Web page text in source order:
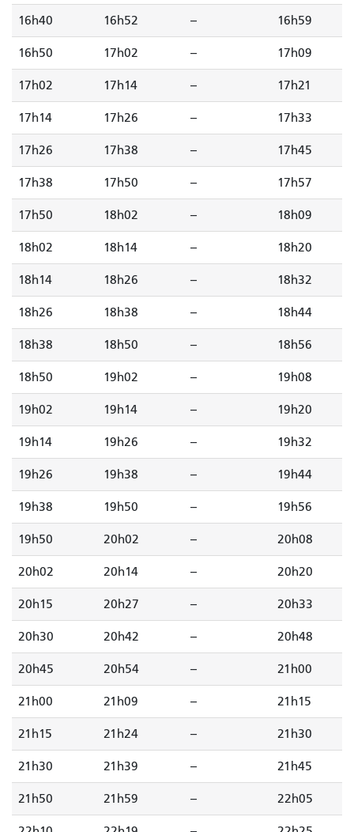
16h40 16h52 -- 16h59
16h50 17h02 -- 17h09
17h02 17h14 -- 17h21
17h14 17h26 -- 17h33
17h26 17h38 -- 17h45
17h38 17h50 -- 17h57
17h50 18h02 -- 18h09
18h02 18h14 -- 18h20
18h14 18h26 -- 18h32
18h26 18h38 -- 18h44
18h38 18h50 -- 18h56
18h50 19h02 -- 19h08
19h02 19h14 -- 19h20
19h14 19h26 -- 19h32
19h26 19h38 -- 19h44
19h38 19h50 -- 19h56
19h50 20h02 -- 20h08
20h02 20h14 -- 20h20
20h15 20h27 -- 20h33
20h30 20h42 -- 20h48
20h45 20h54 -- 21h00
21h00 21h09 -- 21h15
21h15 21h24 -- 21h30
21h30 21h39 -- 21h45
21h50 21h59 -- 22h05